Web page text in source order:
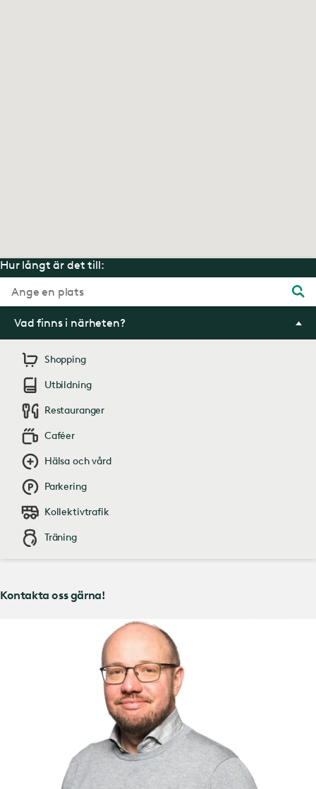
Vad finns i närheten?
Shopping
Utbildning
Restauranger
Caféer
Hälsa och vård
Parkering
Kollektivtrafik
Träning
Hur långt är det till:
Kontakta oss gärna!